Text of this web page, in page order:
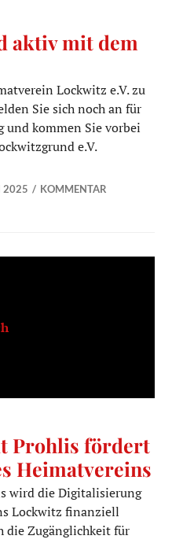
aktiv mit dem
Lockwitz e.V. zu
Sie sich noch an für
und kommen Sie vorbei
e.V.
Heimatverein
2025
KOMMENTAR
Prohlis fördert
Heimatvereins
wird die Digitalisierung
Lockwitz finanziell
die Zugänglichkeit für